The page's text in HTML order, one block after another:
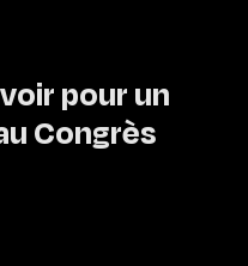
pour un
Congrès